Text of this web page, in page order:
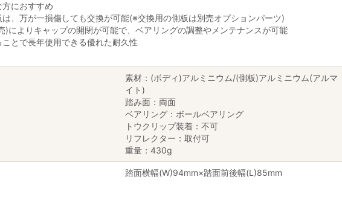
におすすめ
は、万が一損傷しても交換が可能(※交換用の側板は別売オプションパーツ)
)によりキャップの開閉が可能で、ベアリングの調整やメンテナンスが可能
とで長年使用できる優れた耐久性
素材：(ボディ)アルミニウム/(側板)アルミニウム(アルマ
イト)
踏み面：両面
ベアリング：ボールベアリング
トウクリップ装着：不可
リフレクター：取付可
重量：430g
踏面横幅(W)94mm×踏面前後幅(L)85mm